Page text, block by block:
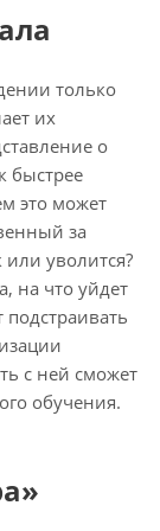
только
их
о
быстрее
это может
за
или уволится?
на что уйдет
с ней сможет
обучения.